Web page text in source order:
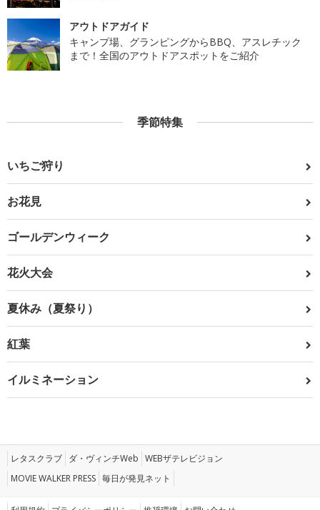
アウトドアガイド
キャンプ場、グランピングからBBQ、アスレチック
まで！全国のアウトドアスポットをご紹介
季節特集
いちご狩り
お花見
ゴールデンウィーク
花火大会
夏休み（夏祭り）
紅葉
イルミネーション
レタスクラブ ダ・ヴィンチWeb WEBザテレビジョン
MOVIE WALKER PRESS 毎日が発見ネット